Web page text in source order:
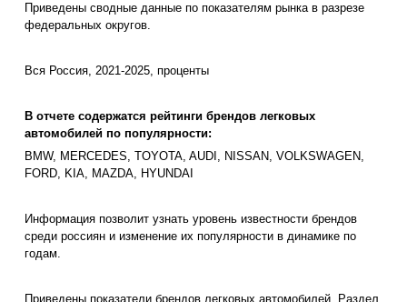
Приведены сводные данные по показателям рынка в разрезе
федеральных округов.
Вся Россия, 2021-2025, проценты
В отчете содержатся рейтинги брендов легковых
автомобилей по популярности:
BMW, MERCEDES, TOYOTA, AUDI, NISSAN, VOLKSWAGEN,
FORD, KIA, MAZDA, HYUNDAI
Информация позволит узнать уровень известности брендов
среди россиян и изменение их популярности в динамике по
годам.
Приведены показатели брендов легковых автомобилей. Раздел